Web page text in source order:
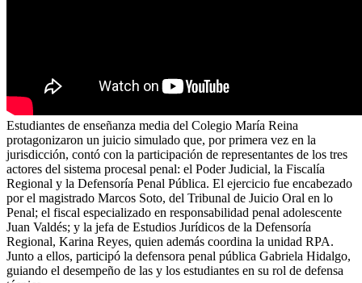
Estudiantes de enseñanza media del Colegio María Reina
protagonizaron un juicio simulado que, por primera vez en la
jurisdicción, contó con la participación de representantes de los tres
actores del sistema procesal penal: el Poder Judicial, la Fiscalía
Regional y la Defensoría Penal Pública. El ejercicio fue encabezado
por el magistrado Marcos Soto, del Tribunal de Juicio Oral en lo
Penal; el fiscal especializado en responsabilidad penal adolescente
Juan Valdés; y la jefa de Estudios Jurídicos de la Defensoría
Regional, Karina Reyes, quien además coordina la unidad RPA.
Junto a ellos, participó la defensora penal pública Gabriela Hidalgo,
guiando el desempeño de las y los estudiantes en su rol de defensa